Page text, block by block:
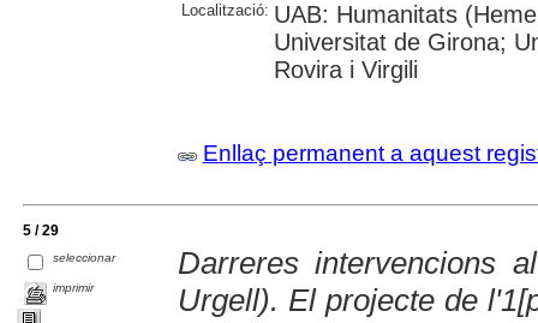
Localització: UAB: Humanitats
Universitat de Girona;
Rovira i Virgili
Enllaç permanent a aquest
5 / 29
seleccionar
imprimir
Darreres intervencions
Urgell). El projecte de